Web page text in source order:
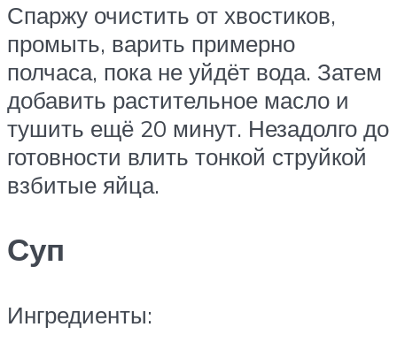
Спаржу очистить от хвостиков,
промыть, варить примерно
полчаса, пока не уйдёт вода. Затем
добавить растительное масло и
тушить ещё 20 минут. Незадолго до
готовности влить тонкой струйкой
взбитые яйца.
Суп
Ингредиенты: